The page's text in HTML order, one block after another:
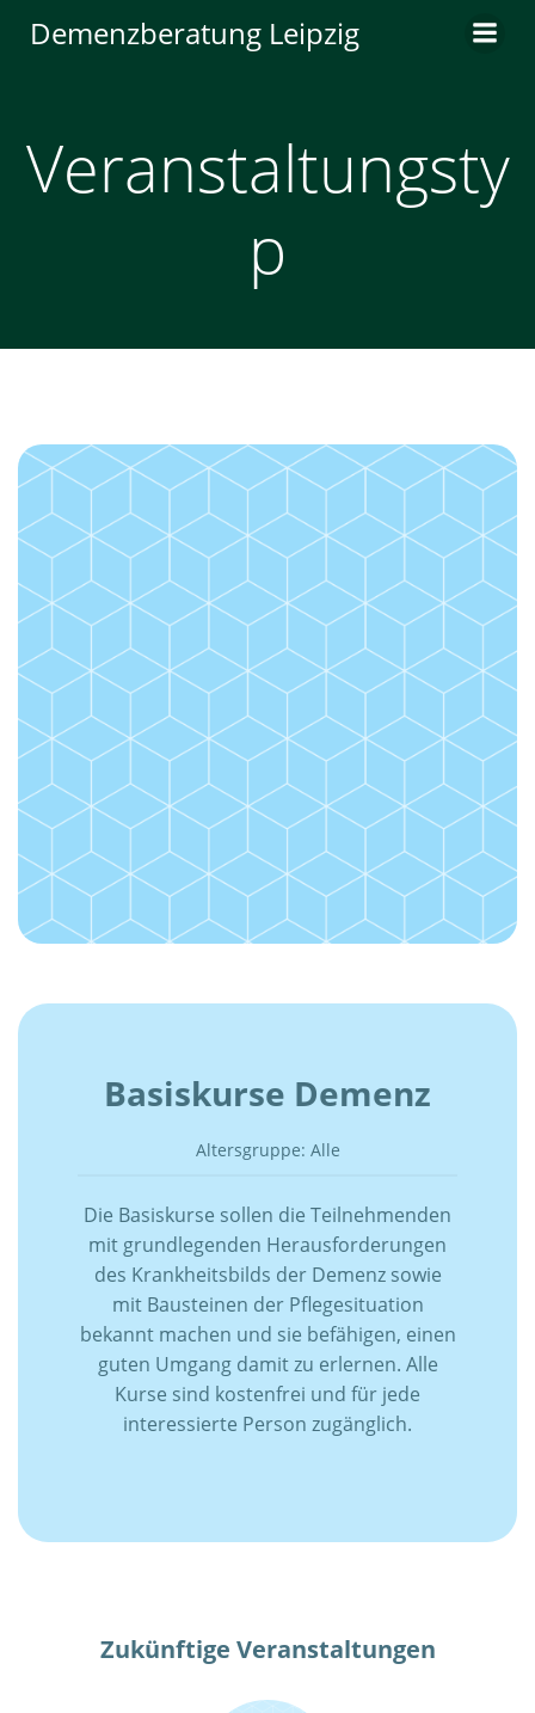
Inhalt
Demenzberatung Leipzig
Veranstaltungsty
p
Basiskurse Demenz
Altersgruppe: Alle
Die Basiskurse sollen die Teilnehmenden
mit grundlegenden Herausforderungen
des Krankheitsbilds der Demenz sowie
mit Bausteinen der Pflegesituation
bekannt machen und sie befähigen, einen
guten Umgang damit zu erlernen. Alle
Kurse sind kostenfrei und für jede
interessierte Person zugänglich.
Zukünftige Veranstaltungen